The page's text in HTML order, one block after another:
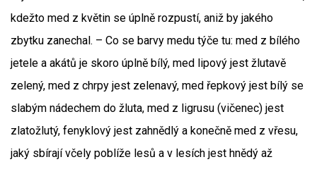
kdežto med z květin se úplně rozpustí, aniž by jakého
zbytku zanechal. – Co se barvy medu týče tu: med z bílého
jetele a akátů je skoro úplně bílý, med lipový jest žlutavě
zelený, med z chrpy jest zelenavý, med řepkový jest bílý se
slabým nádechem do žluta, med z ligrusu (vičenec) jest
zlatožlutý, fenyklový jest zahnědlý a konečně med z vřesu,
jaký sbírají včely poblíže lesů a v lesích jest hnědý až